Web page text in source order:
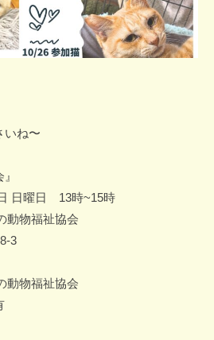
いね〜
日曜日 13時~15時
物福祉協会
3
物福祉協会